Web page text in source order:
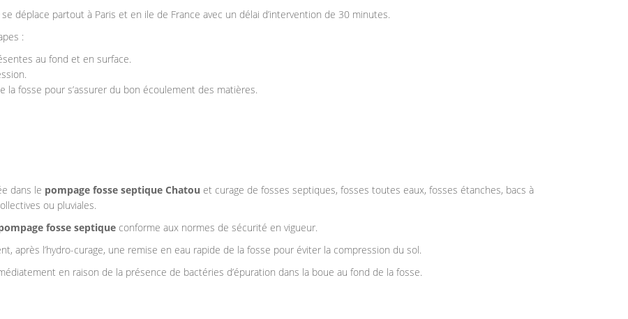
déplace partout à Paris et en ile de France avec un délai d’intervention de 30 minutes.
:
au fond et en surface.
la fosse pour s’assurer du bon écoulement des matières.
dans le pompage fosse septique Chatou et curage de fosses septiques, fosses toutes eaux, fosses étanches, bacs à
ou pluviales.
fosse septique conforme aux normes de sécurité en vigueur.
après l’hydro-curage, une remise en eau rapide de la fosse pour éviter la compression du sol.
en raison de la présence de bactéries d’épuration dans la boue au fond de la fosse.